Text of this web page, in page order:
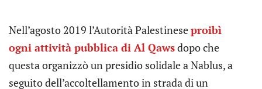
Nell’agosto 2019 l’Autorità Palestineseproibì
ogni attività pubblica di Al Qawsdopo che
questa organizzò un presidio solidale a Nablus, a
seguito dell’accoltellamento in strada di un